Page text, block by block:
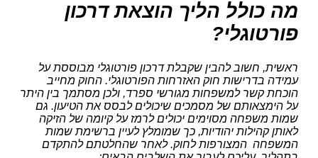
מה כולל הליך הוצאת דרכון
פורטוגלי?
ראשית, חשוב להבין שקבלת דרכון פורטוגלי מבוססת על
עמידה בדרישות חוק האזרחות הפורטוגלי. החוק מחייב
הוכחת קשר למשפחות מגורשי ספרד, ולכן מסתמך בין היתר
על הימצאותם של מסמכים שיכולים לבסס את הטיעון. גם
שמות משפחה מסוימים יכולים לרמז על קיומה של הזיקה
לאותן קהילות יהודיות, כך שמומלץ לעיין ברשימת שמות
המשפחה המצורפות לחוק. לאחר שהחלטתם להתקדם